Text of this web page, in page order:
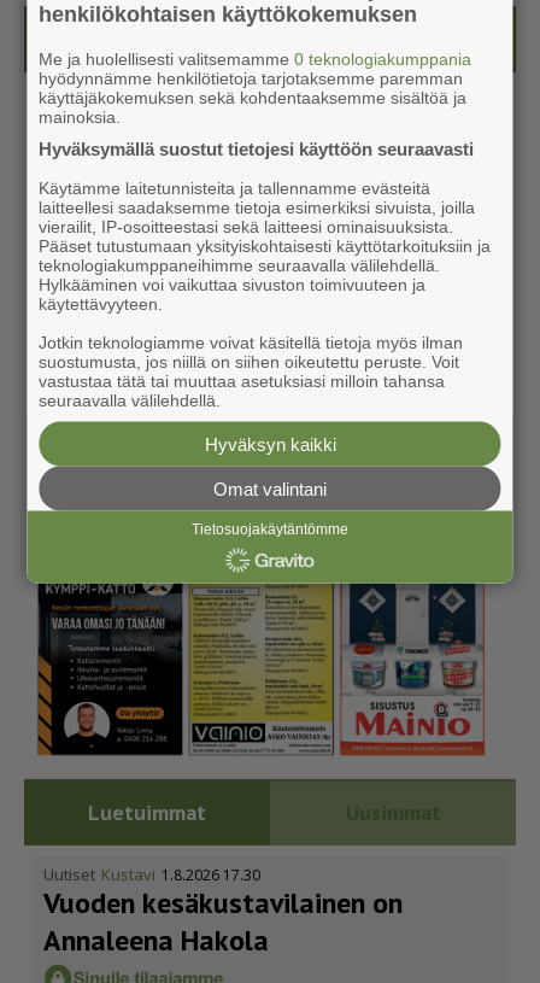
Luetuimmat Uusimmat
Uutiset Kustavi 1.8.2026 17.30
Vuoden kesäkus­ta­vi­lainen on
Annaleena Hakola
henkilökohtaisen käyttökokemuksen
Me ja huolellisesti valitsemamme0 teknologiakumppania
hyödynnämme henkilötietoja tarjotaksemme paremman
käyttäjäkokemuksen sekä kohdentaaksemme sisältöä ja
mainoksia.
Hyväksymällä suostut tietojesi käyttöön seuraavasti
Käytämme laitetunnisteita ja tallennamme evästeitä
laitteellesi saadaksemme tietoja esimerkiksi sivuista, joilla
vierailit, IP-osoitteestasi sekä laitteesi ominaisuuksista.
Pääset tutustumaan yksityiskohtaisesti käyttötarkoituksiin ja
teknologiakumppaneihimme seuraavalla välilehdellä.
Hylkääminen voi vaikuttaa sivuston toimivuuteen ja
käytettävyyteen.
Jotkin teknologiamme voivat käsitellä tietoja myös ilman
suostumusta, jos niillä on siihen oikeutettu peruste. Voit
vastustaa tätä tai muuttaa asetuksiasi milloin tahansa
seuraavalla välilehdellä.
Hyväksyn kaikki
Omat valintani
Tietosuojakäytäntömme